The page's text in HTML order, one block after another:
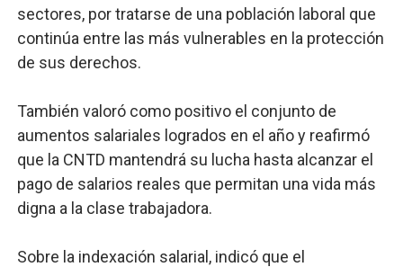
sectores, por tratarse de una población laboral que
continúa entre las más vulnerables en la protección
de sus derechos.
También valoró como positivo el conjunto de
aumentos salariales logrados en el año y reafirmó
que la CNTD mantendrá su lucha hasta alcanzar el
pago de salarios reales que permitan una vida más
digna a la clase trabajadora.
Sobre la indexación salarial, indicó que el